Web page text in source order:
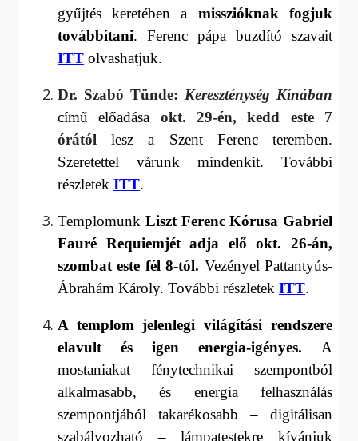
gyűjtés keretében a misszióknak fogjuk
továbbítani. Ferenc pápa buzdító szavait
ITT olvashatjuk.
Dr. Szabó Tünde: Kereszténység Kínában
című előadása
okt. 29-én, kedd este 7
órátóllesza Szent Ferenc teremben.
Szeretettel várunk mindenkit. További
részletekITT.
Templomunk Liszt Ferenc Kórusa Gabriel
Fauré Requiemjét adja elő okt. 26-án,
szombat este fél 8-tól. Vezényel Pattantyús-
Ábrahám Károly. További részletekITT.
A templom jelenlegi világítási rendszere
elavult és igen energia-igényes.
A
mostaniakat fénytechnikai szempontból
alkalmasabb, és energia felhasználás
szempontjából takarékosabb – digitálisan
szabályozható – lámpatestekre kívánjuk